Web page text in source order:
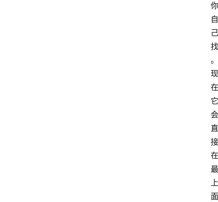
你
自
己
找
。
现
在
它
会
直
接
在
最
上
面